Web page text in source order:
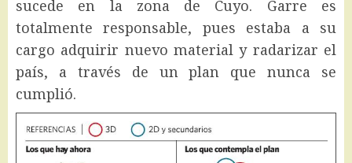
sucede en la zona de Cuyo. Garre es
totalmente responsable, pues estaba a su
cargo adquirir nuevo material y radarizar el
país, a través de un plan que nunca se
cumplió.